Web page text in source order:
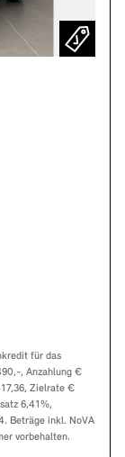
für das
, Anzahlung €
Zielrate €
6,41%,
Beträge inkl. NoVA
vorbehalten.